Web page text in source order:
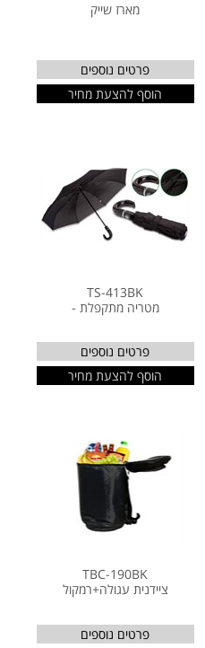
מארז שייק
פרטים נוספים
הוסף להצעת מחיר
TS-413BK
מטריה מתקפלת -
פרטים נוספים
הוסף להצעת מחיר
TBC-190BK
ציידנית עגולה+רמקול
פרטים נוספים